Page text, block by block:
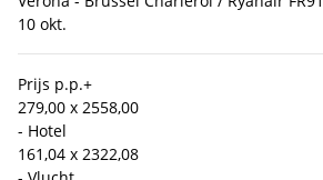
10 okt.
Prijs p.p.+
279,00 x 2558,00
- Hotel
161,04 x 2322,08